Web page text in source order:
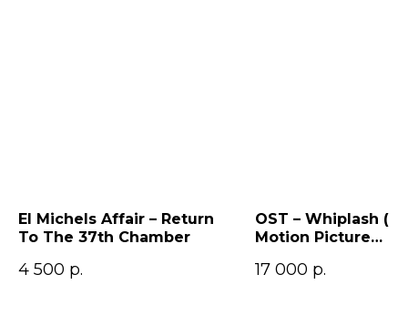
El Michels Affair – Return
To The 37th Chamber
4 500 р.
OST – Whiplash
Motion Picture
17 000 р.